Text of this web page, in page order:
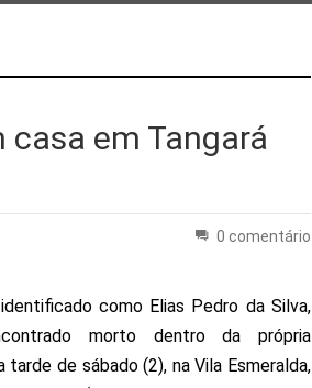
em Tangará
0 comentário
como Elias Pedro da Silva,
morto dentro da própria
tarde de sábado (2), na Vila Esmeralda,